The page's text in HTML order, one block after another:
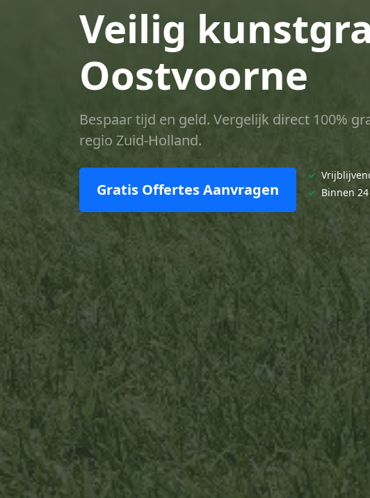
Veilig
Oostvoorne
Bespaar tijd en geld. Vergelijk direct 100%
regio Zuid-Holland.
Gratis Offertes Aanvragen
✓
✓ Binnen